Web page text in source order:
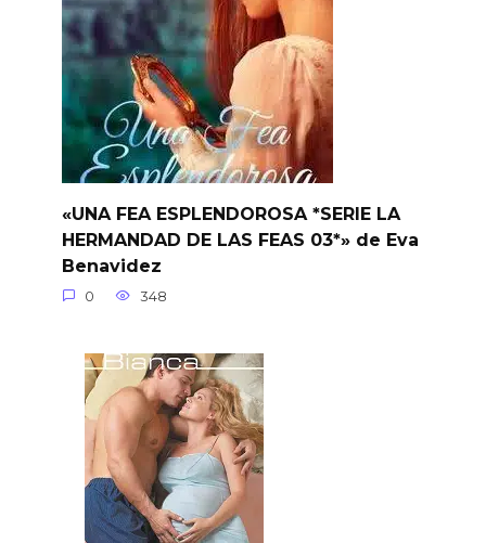
«UNA FEA ESPLENDOROSA *SERIE LA
HERMANDAD DE LAS FEAS 03*» de Eva
Benavidez
0 348